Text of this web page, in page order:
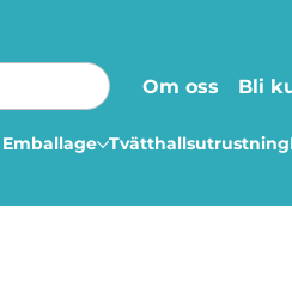
Om oss Bli
Emballage Tvätthallsutrustning